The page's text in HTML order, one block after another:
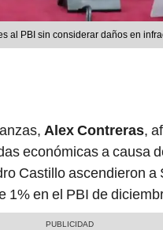
al PBI sin considerar daños en
Alex Contreras,
económicas a causa
Castillo ascendieron a
1% en el PBI de